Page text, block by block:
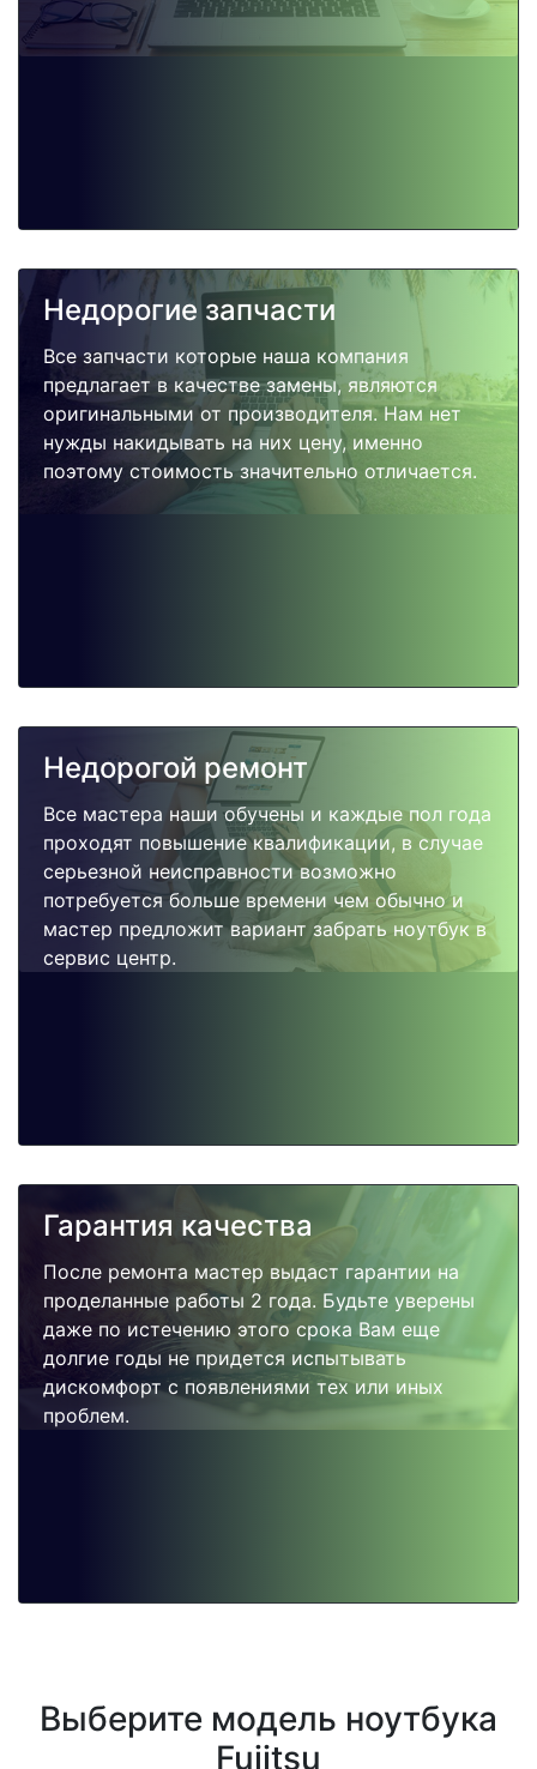
Недорогие запчасти
Все запчасти которые наша компания
предлагает в качестве замены, являются
оригинальными от производителя. Нам нет
нужды накидывать на них цену, именно
поэтому стоимость значительно отличается.
Недорогой ремонт
Все мастера наши обучены и каждые пол года
проходят повышение квалификации, в случае
серьезной неисправности возможно
потребуется больше времени чем обычно и
мастер предложит вариант забрать ноутбук в
сервис центр.
Гарантия качества
После ремонта мастер выдаст гарантии на
проделанные работы 2 года. Будьте уверены
даже по истечению этого срока Вам еще
долгие годы не придется испытывать
дискомфорт с появлениями тех или иных
проблем.
Выберите модель ноутбука
Fujitsu